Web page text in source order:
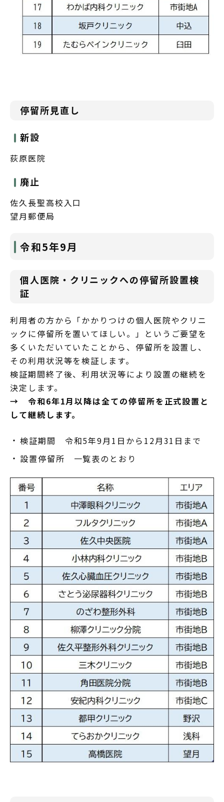
停留所見直し
新設
荻原医院
廃止
佐久長聖高校入口
望月郵便局
令和5年9月
個人医院・クリニックへの停留所設置検
証
利用者の方から「かかりつけの個人医院やクリニ
ックに停留所を置いてほしい。」というご要望を
多くいただいていたことから、停留所を設置し、
その利用状況等を検証します。
検証期間終了後、利用状況等により設置の継続を
決定します。
→ 令和6年1月以降は全ての停留所を正式設置と
して継続します。
検証期間 令和5年9月1日から12月31日まで
設置停留所 一覧表のとおり